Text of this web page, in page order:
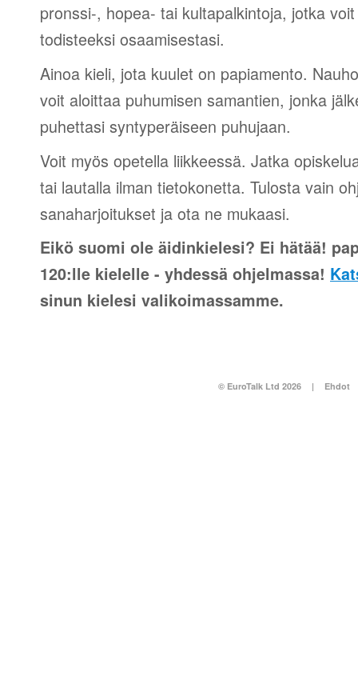
pronssi-, hopea- tai kultapalkintoja, jotka
todisteeksi osaamisestasi.
Ainoa kieli, jota kuulet on papiamento.
voit aloittaa puhumisen samantien, jonka
puhettasi syntyperäiseen puhujaan.
Voit myös opetella liikkeessä. Jatka
tai lautalla ilman tietokonetta. Tulosta vain
sanaharjoitukset ja ota ne mukaasi.
Eikö suomi ole äidinkielesi? Ei hätää!
120:lle kielelle - yhdessä ohjelmassa!
sinun kielesi valikoimassamme.
© EuroTalk Ltd 2026 | Ehdot